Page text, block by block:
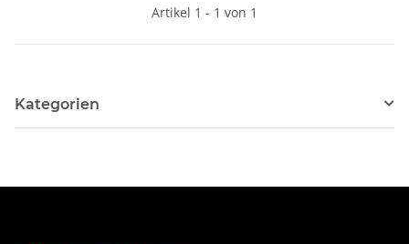
Artikel 1 - 1 von 1
Kategorien